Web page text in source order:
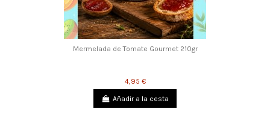
Mermelada de Tomate Gourmet 210gr
4,95 €
Añadir a la cesta